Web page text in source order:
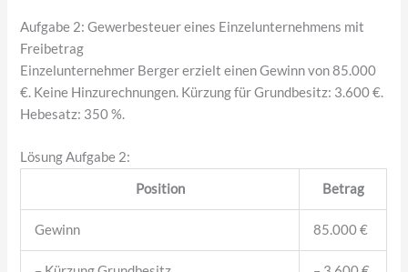
Aufgabe 2: Gewerbesteuer eines Einzelunternehmens mit
Freibetrag
Einzelunternehmer Berger erzielt einen Gewinn von 85.000
€. Keine Hinzurechnungen. Kürzung für Grundbesitz: 3.600 €.
Hebesatz: 350 %.
Lösung Aufgabe 2:
Position Betrag
Gewinn 85.000 €